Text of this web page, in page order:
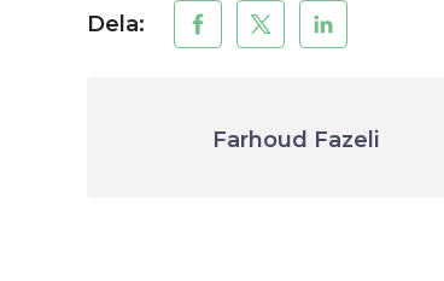
Dela:
Farhoud Fazeli